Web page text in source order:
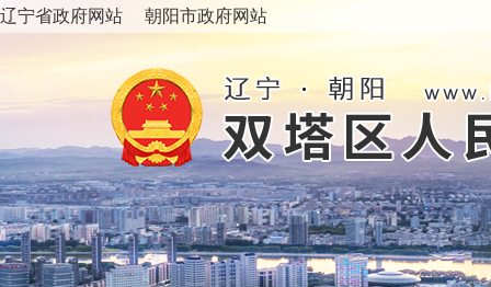
辽宁省政府网站 朝阳市政府网站